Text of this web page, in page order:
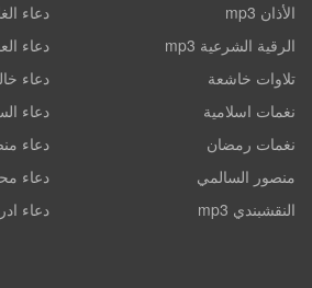
الأذان mp3
الرقية الشرعية mp3
تلاوات خاشعة
نغمات اسلامية
نغمات رمضان
منصور السالمي
النقشبندي mp3
دعاء
دعاء
دعاء
دعاء
دعاء
دعاء
دعاء